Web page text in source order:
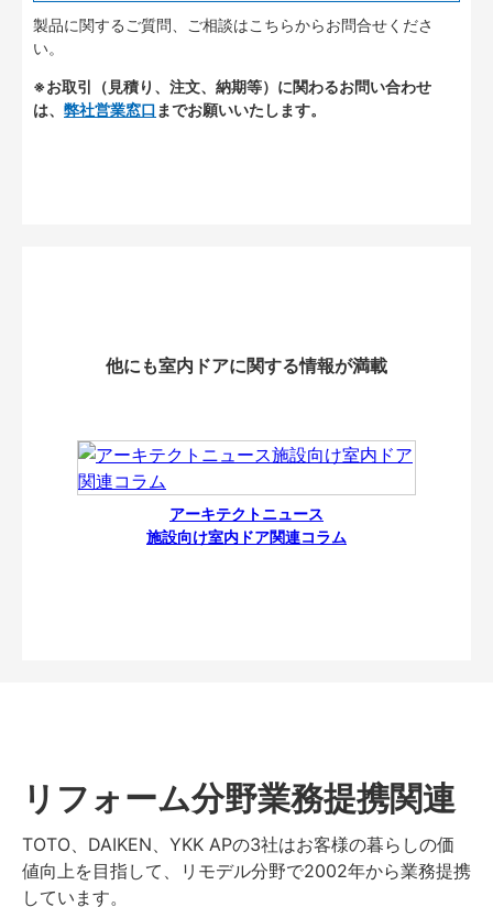
製品に関するご質問、ご相談はこちらからお問合せくださ
い。
※お取引（見積り、注文、納期等）に関わるお問い合わせ
は、 弊社営業窓口 までお願いいたします。
他にも室内ドアに関する情報が満載
アーキテクトニュース
施設向け室内ドア関連コラム
リフォーム分野業務提携関連
TOTO、DAIKEN、YKK APの3社はお客様の暮らしの価
値向上を目指して、リモデル分野で2002年から業務提携
しています。